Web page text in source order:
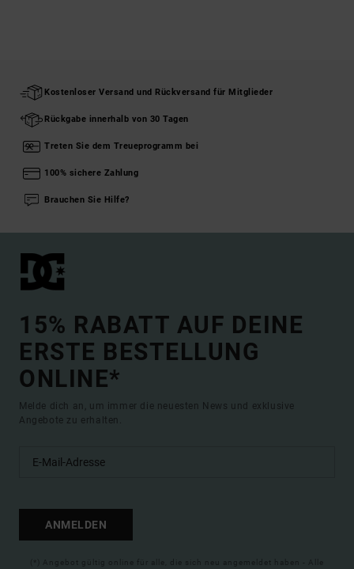
Kostenloser Versand und Rückversand für Mitglieder
Rückgabe innerhalb von 30 Tagen
Treten Sie dem Treueprogramm bei
100% sichere Zahlung
Brauchen Sie Hilfe?
15% RABATT AUF DEINE
ERSTE BESTELLUNG
ONLINE*
Melde dich an, um immer die neuesten News und exklusive
Angebote zu erhalten.
ANMELDEN
(*) Angebot gültig online für alle, die sich neu angemeldet haben - Alle